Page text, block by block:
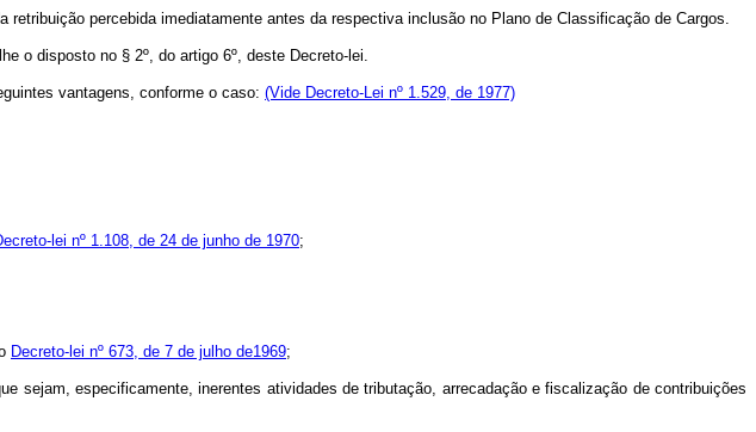
percebida imediatamente antes da respectiva inclusão no Plano de Classificação de Cargos.
o disposto no § 2º, do artigo 6º, deste Decreto-lei.
vantagens, conforme o caso: (Vide Decreto-Lei nº 1.529, de 1977)
lei nº 1.108, de 24 de junho de 1970;
Decreto-lei nº 673, de 7 de julho de1969;
especificamente, inerentes atividades de tributação, arrecadação e fiscalização de contribuições